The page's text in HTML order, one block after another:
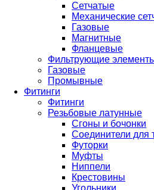
Сетчатые
Механические
Газовые
Магнитные
Фланцевые
Фильтрующие
Газовые
Промывные
Фитинги
Фитинги
Резьбовые латунные
Сгоны и бочонки
Соединители для
Футорки
Муфты
Ниппели
Крестовины
Угольники